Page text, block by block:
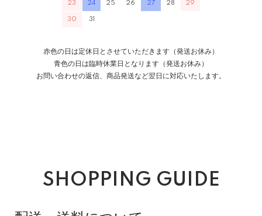
23 24 25 26 27 28 29
30 31
赤色の日は定休日とさせていただきます（発送お休み）
青色の日は臨時休業日となります（発送お休み）
お問い合わせの返信、商品発送など翌日に対応いたします。
SHOPPING GUIDE